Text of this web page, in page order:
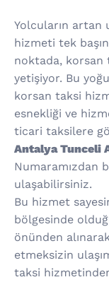
Yolcuların artan
hizmeti tek
noktada, korsan
yetişiyor. Bu
korsan taksi
esnekliği ve
ticari taksilere
Antalya Tunceli
Numaramızdan
ulaşabilirsiniz.
Bu hizmet
bölgesinde
önünden
etmeksizin
taksi